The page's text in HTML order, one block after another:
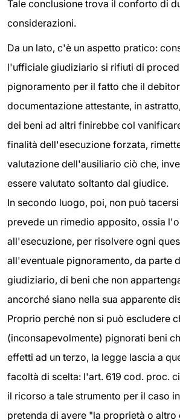
Tale conclusione trova il conforto di
considerazioni.
Da un lato, c'è un aspetto pratico:
l'ufficiale giudiziario si rifiuti di
pignoramento per il fatto che il
documentazione attestante, in
dei beni ad altri finirebbe col
finalità dell'esecuzione forzata,
valutazione dell'ausiliario ciò che,
essere valutato soltanto dal giudice.
In secondo luogo, poi, non può
prevede un rimedio apposito, ossia
all'esecuzione, per risolvere ogni
all'eventuale pignoramento, da parte
giudiziario, di beni che non
ancorché siano nella sua apparente
Proprio perché non si può escludere
(inconsapevolmente) pignorati beni
effetti ad un terzo, la legge lascia a
facoltà di scelta: l'art. 619 cod. proc.
il ricorso a tale strumento per il caso
pretenda di avere "la proprietà o altro